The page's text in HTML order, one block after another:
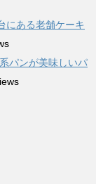
にある老舗ケーキ
パンが美味しいパ